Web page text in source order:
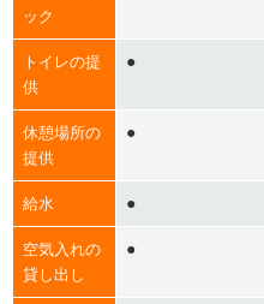
ック
トイレの提
供
●
休憩場所の
提供
●
給水 ●
空気入れの
貸し出し
●